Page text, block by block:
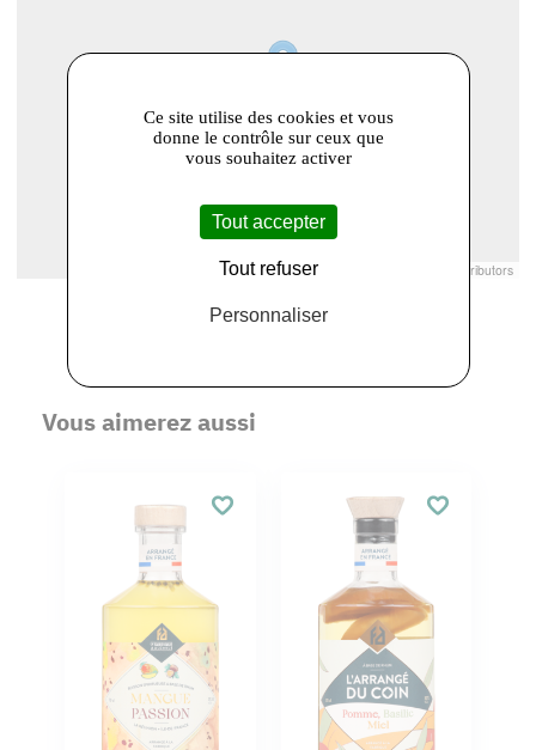
© Openstreetmap France | © contributors
Vous aimerez aussi
Ce site utilise des cookies et vous
donne le contrôle sur ceux que
vous souhaitez activer
Tout accepter
Tout refuser
Personnaliser